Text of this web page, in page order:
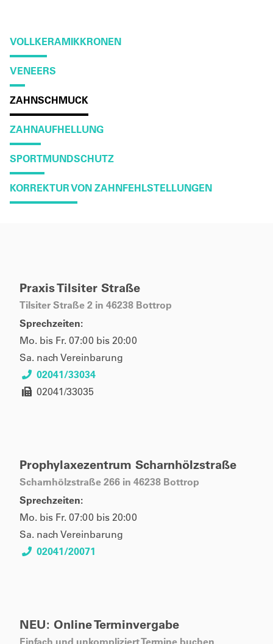
VOLLKERAMIKKRONEN
VENEERS
ZAHNSCHMUCK
ZAHNAUFHELLUNG
SPORTMUNDSCHUTZ
KORREKTUR VON ZAHNFEHLSTELLUNGEN
Praxis Tilsiter Straße
Tilsiter Straße 2 in 46238 Bottrop
Sprechzeiten:
Mo. bis Fr. 07:00 bis 20:00
Sa. nach Vereinbarung
02041/33034
02041/33035
Prophylaxezentrum Scharnhölzstraße
Scharnhölzstraße 266 in 46238 Bottrop
Sprechzeiten:
Mo. bis Fr. 07:00 bis 20:00
Sa. nach Vereinbarung
02041/20071
NEU: Online Terminvergabe
Einfach und unkompliziert Termine buchen